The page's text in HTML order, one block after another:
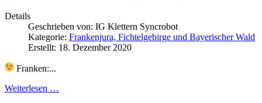
Details
Geschrieben von: IG Klettern Syncrobot
Kategorie: Frankenjura, Fichtelgebirge und Bayerischer Wald
Erstellt: 18. Dezember 2020
Franken:...
Weiterlesen …